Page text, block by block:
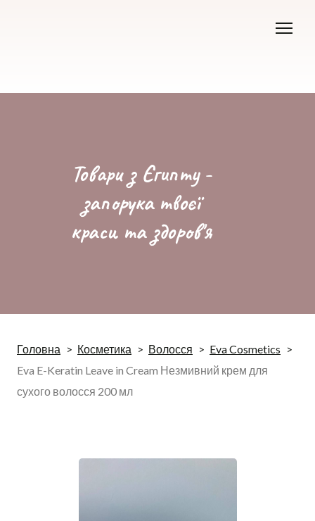
Товари з Єгипту -
запорука твоєї
краси та здоров'я
Головна Косметика Волосся
Eva Cosmetics
Eva E-Keratin Leave in Cream Незмивний крем для
сухого волосся 200 мл